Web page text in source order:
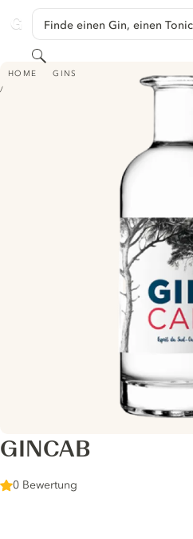
GINVENTORY
Finde einen Gin, einen Tonic, …
Suchen
HOME GINS
GINCAB
GINCAB
0 Bewertung